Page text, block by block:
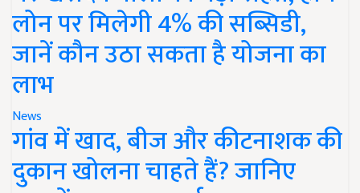
लोन पर मिलेगी 4% की सब्सिडी,
जानें कौन उठा सकता है योजना का
लाभ
News
गांव में खाद, बीज और कीटनाशक की
दुकान खोलना चाहते हैं? जानिए